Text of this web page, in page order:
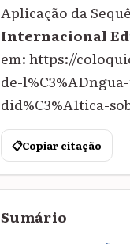
Aplicação da
Internacional
em: https://
de-
did%C3%A1tica-
📋Copiar citação
Sumário